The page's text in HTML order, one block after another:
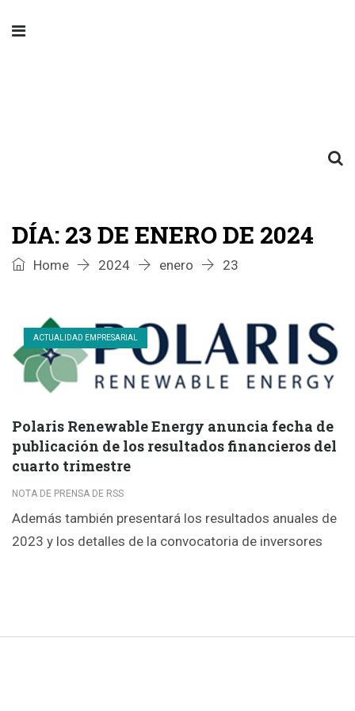
DÍA: 23 DE ENERO DE 2024
Home 2024 enero 23
ACTUALIDAD EMPRESARIAL
Polaris Renewable Energy anuncia fecha de
publicación de los resultados financieros del
cuarto trimestre
NOTA DE PRENSA DE RSS
Además también presentará los resultados anuales de
2023 y los detalles de la convocatoria de inversores